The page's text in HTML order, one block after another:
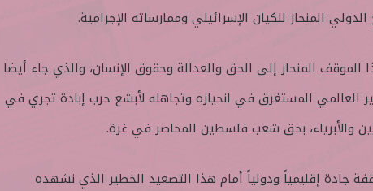
المنحاز للكيان الإسرائيلي وممارساته الإجرامية.
المنحاز إلى الحق والعدالة وحقوق الإنسان، والذي جاء أيضا
العالمي المستغرق في انحيازه وتجاهله لأبشع حرب إبادة تجري في
والأبرياء، بحق شعب فلسطين المحاصر في غزة.
جادة إقليمياً ودولياً أمام هذا التصعيد الخطير الذي نشهده